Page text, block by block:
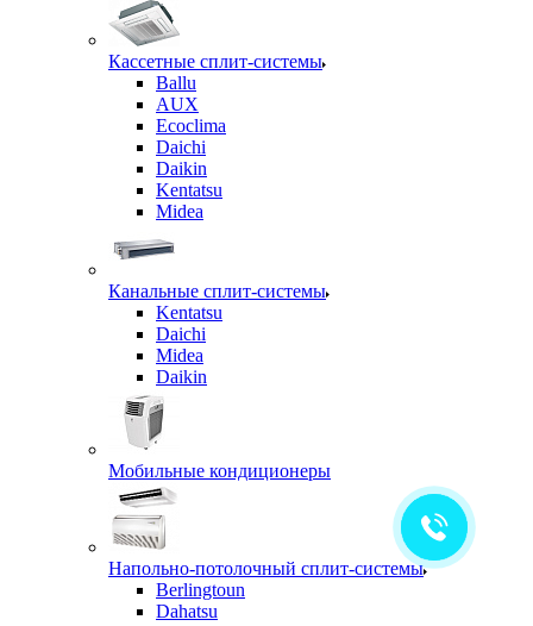
Кассетные сплит-системы
Ballu
AUX
Ecoclima
Daichi
Daikin
Kentatsu
Midea
Канальные сплит-системы
Kentatsu
Daichi
Midea
Daikin
Мобильные кондиционеры
Напольно-потолочный сплит-системы
Berlingtoun
Dahatsu